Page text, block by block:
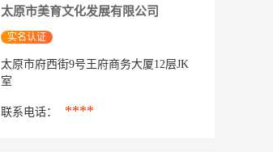
太原市美育文化发展有限公司
实名认证
太原市府西街9号王府商务大厦12层JK
室
联系电话： ****